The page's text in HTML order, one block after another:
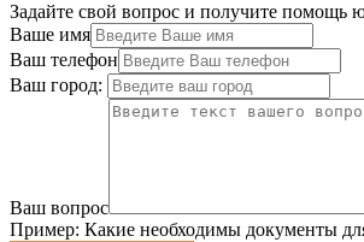
Задайте свой вопрос и получите помощь
Ваше имя
Ваш телефон
Ваш город:
Ваш вопрос
Пример: Какие необходимы документы